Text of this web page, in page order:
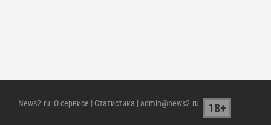
News2.ru: О сервисе | Статистика | admin@news2.ru 18+